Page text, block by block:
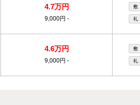
4.7万円
9,000円 -
敷
礼
4.6万円
9,000円 -
敷
礼